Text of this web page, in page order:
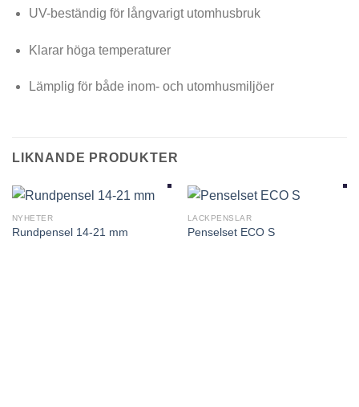
UV-beständig för långvarigt utomhusbruk
Klarar höga temperaturer
Lämplig för både inom- och utomhusmiljöer
LIKNANDE PRODUKTER
NYHETER
Rundpensel 14-21 mm
LACKPENSLAR
Penselset ECO S